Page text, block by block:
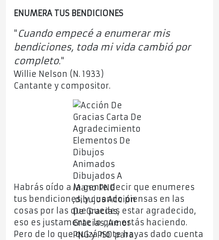
ENUMERA TUS BENDICIONES
" Cuando empecé a enumerar mis
bendiciones, toda mi vida cambió por
completo."
Willie Nelson (N. 1933)
Cantante y compositor.
Habrás oído a la gente decir que enumeres
tus bendiciones, y cuando piensas en las
cosas por las que puedes estar agradecido,
eso es justamente lo que estás haciendo.
Pero de lo que quizá no te hayas dado cuenta